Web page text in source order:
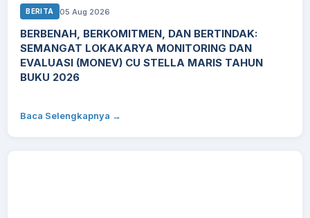
BERITA 05 Aug 2026
BERBENAH, BERKOMITMEN, DAN BERTINDAK:
SEMANGAT LOKAKARYA MONITORING DAN
EVALUASI (MONEV) CU STELLA MARIS TAHUN
BUKU 2026
Baca Selengkapnya →